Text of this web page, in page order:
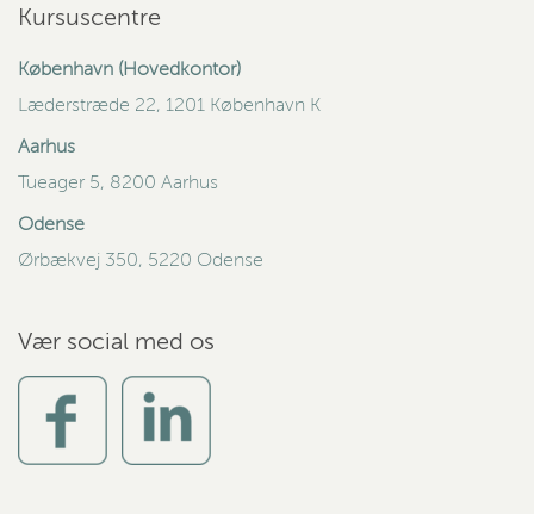
Kursuscentre
København (Hovedkontor)
Læderstræde 22, 1201 København K
Aarhus
Tueager 5, 8200 Aarhus
Odense
Ørbækvej 350, 5220 Odense
Vær social med os